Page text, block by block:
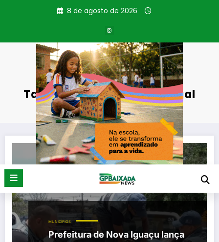
8 de agosto de 2026
Tag: Operação Sucata Legal
Página inicial Operação Sucata Legal
MUNICÍPIOS
Prefeitura de Nova Iguaçu lança